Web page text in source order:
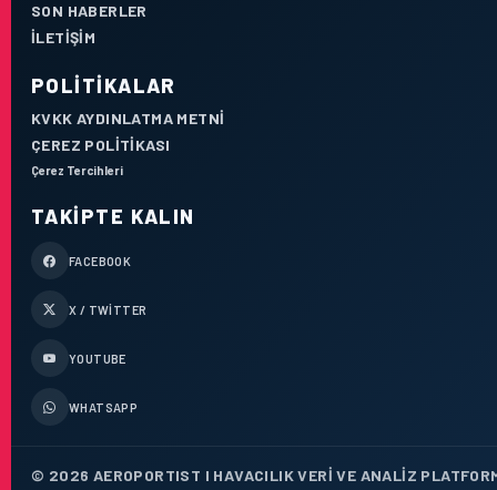
SON HABERLER
İLETIŞIM
POLITIKALAR
KVKK AYDINLATMA METNI
ÇEREZ POLITIKASI
Çerez Tercihleri
TAKIPTE KALIN
FACEBOOK
X / TWITTER
YOUTUBE
WHATSAPP
© 2026 AEROPORTIST I HAVACILIK VERI VE ANALIZ